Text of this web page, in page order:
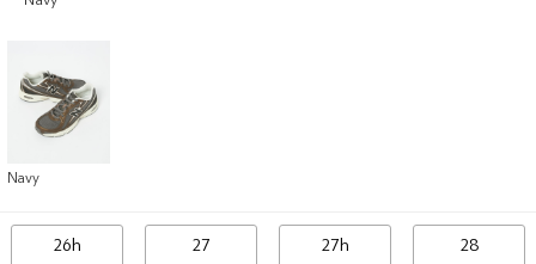
Navy
26h 27 27h 28